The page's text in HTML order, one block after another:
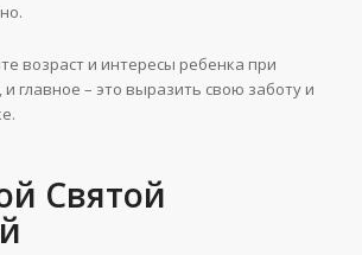
возраст и интересы ребенка при
главное – это выразить свою заботу и
Святой